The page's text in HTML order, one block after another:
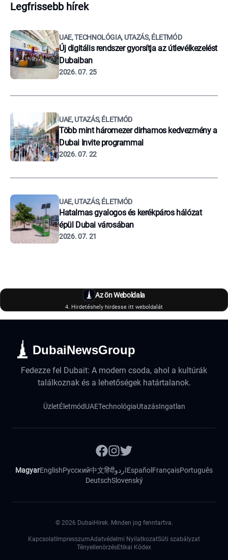
Legfrissebb hírek
UAE, TECHNOLÓGIA, UTAZÁS, ÉLETMÓD
Új digitális rendszer gyorsítja az útlevélkezelést
Dubaiban
2026. 07. 25
UAE, UTAZÁS, ÉLETMÓD
Több mint háromezer dirhamos kedvezmény a
Dubai Invite programmal
2026. 07. 22
UAE, UTAZÁS, ÉLETMÓD
Hatalmas gyalogos és kerékpáros hálózat
épül Dubai városában
2026. 07. 21
Az ön Weboldala
4. Hirdetéshely hirdesse itt weboldalát
DubaiNewsGroup
Fedezze fel Dubait: A modern csoda, ahol a kultúrák
találkoznak és a lehetőségek határtalanok.
ÜzletÉletmódUAETechnológiaUtazásIngatlan
MagyarEnglishРусский中文हिंदीاردوEspañol FrançaisPortuguês
DeutschSlovenský
© 2026 DubaiHirek. Minden jog fenntartva.
Kapcsolat ImpresszumAdatvédelmi NyilatkozatSüti szabályzat
TényellenörzésEtikai Kódex